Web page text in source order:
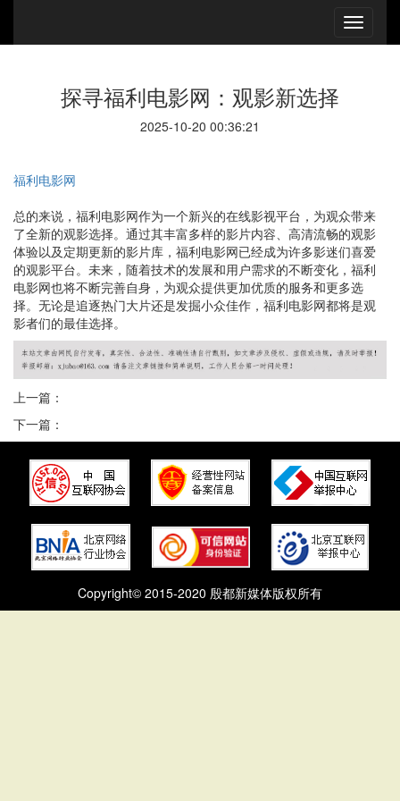
探寻福利电影网：观影新选择
2025-10-20 00:36:21
福利电影网
总的来说，福利电影网作为一个新兴的在线影视平台，为观众带来
了全新的观影选择。通过其丰富多样的影片内容、高清流畅的观影
体验以及定期更新的影片库，福利电影网已经成为许多影迷们喜爱
的观影平台。未来，随着技术的发展和用户需求的不断变化，福利
电影网也将不断完善自身，为观众提供更加优质的服务和更多选
择。无论是追逐热门大片还是发掘小众佳作，福利电影网都将是观
影者们的最佳选择。
上一篇：
下一篇：
Copyright© 2015-2020 殷都新媒体版权所有